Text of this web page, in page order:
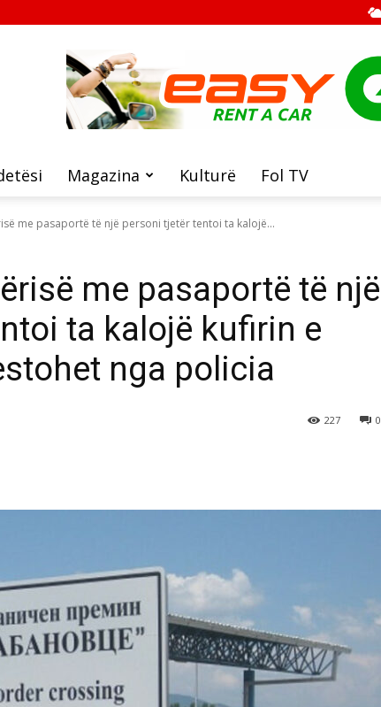
Magazina Kulturë Fol TV
me pasaportë të një personi tjetër tentoi ta kalojë...
me pasaportë të një
ta kalojë kufirin e
nga policia
0
227